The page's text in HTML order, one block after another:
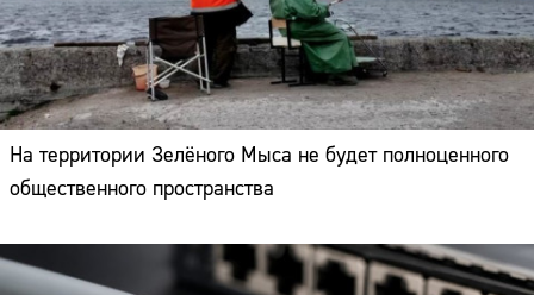
На территории Зелёного Мыса не будет полноценного
общественного пространства